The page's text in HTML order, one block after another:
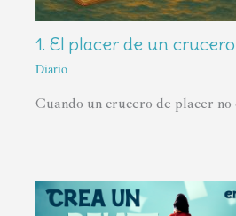
1. El placer de un crucero
Diario
Cuando un crucero de placer no